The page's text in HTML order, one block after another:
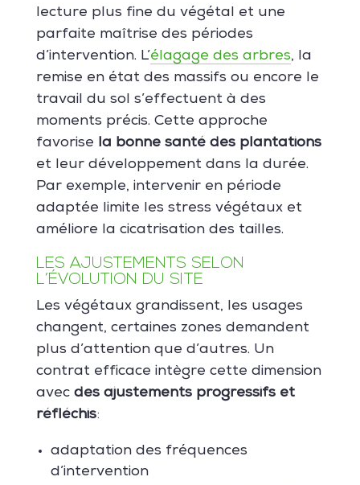
lecture plus fine du végétal et une
parfaite maîtrise des périodes
d’intervention. L’élagage des arbres, la
remise en état des massifs ou encore le
travail du sol s’effectuent à des
moments précis. Cette approche
favorise la bonne santé des plantations
et leur développement dans la durée.
Par exemple, intervenir en période
adaptée limite les stress végétaux et
améliore la cicatrisation des tailles.
LES AJUSTEMENTS SELON
L’ÉVOLUTION DU SITE
Les végétaux grandissent, les usages
changent, certaines zones demandent
plus d’attention que d’autres. Un
contrat efficace intègre cette dimension
avec des ajustements progressifs et
réfléchis:
adaptation des fréquences
d’intervention